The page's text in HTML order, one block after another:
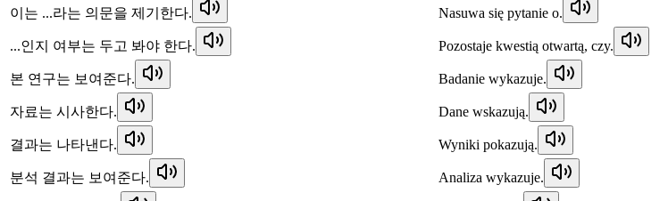
이는 ...라는 의문을 제기한다. Nasuwa się pytanie o.
...인지 여부는 두고 봐야 한다. Pozostaje kwestią otwartą, czy.
본 연구는 보여준다. Badanie wykazuje.
자료는 시사한다. Dane wskazują.
결과는 나타낸다. Wyniki pokazują.
분석 결과는 보여준다. Analiza wykazuje.